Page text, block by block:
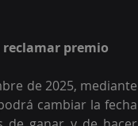
premio
de 2025, mediante
cambiar la fecha